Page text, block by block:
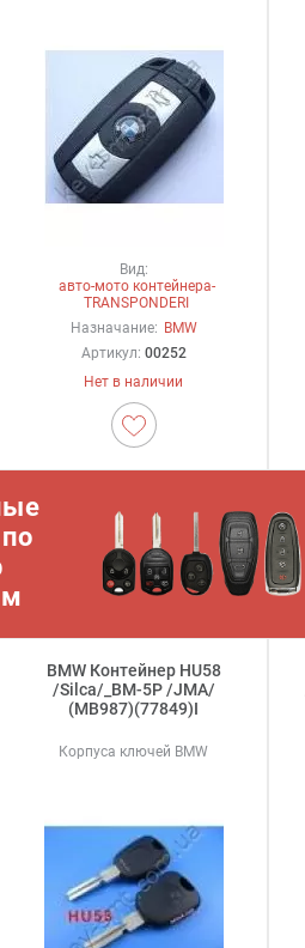
Вид:
авто-мото контейнера-
TRANSPONDERI
Назначание: BMW
Артикул: 00252
Нет в наличии
BMW Контейнер HU58
/Silca/_BM-5P /JMA/
(MB987)(77849)I
Корпуса ключей BMW